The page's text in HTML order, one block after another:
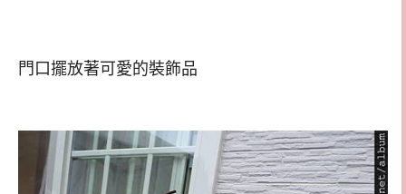
門口擺放著可愛的裝飾品